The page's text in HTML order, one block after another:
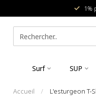
1%
Surf SUP
Accueil / L'esturgeon T-